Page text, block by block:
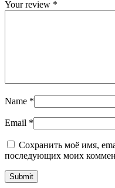
Your review *
Name *
Email *
Сохранить моё имя,
последующих моих